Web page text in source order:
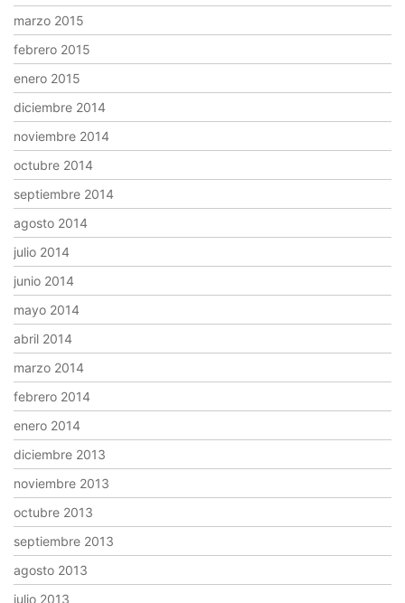
marzo 2015
febrero 2015
enero 2015
diciembre 2014
noviembre 2014
octubre 2014
septiembre 2014
agosto 2014
julio 2014
junio 2014
mayo 2014
abril 2014
marzo 2014
febrero 2014
enero 2014
diciembre 2013
noviembre 2013
octubre 2013
septiembre 2013
agosto 2013
julio 2013